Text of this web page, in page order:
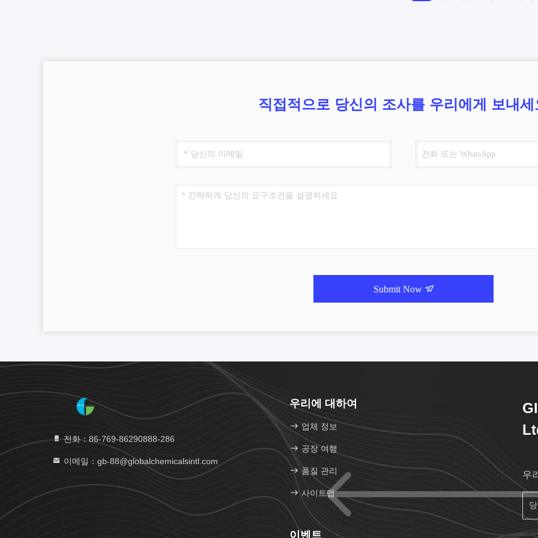
직접적으로 당신의 조사를 우리에게 보내세
Submit Now
전화：86-769-86290888-286
이메일：gb-88@globalchemicalsintl.com
우리에 대하여
업체 정보
공장 여행
품질 관리
사이트맵
이벤트
우